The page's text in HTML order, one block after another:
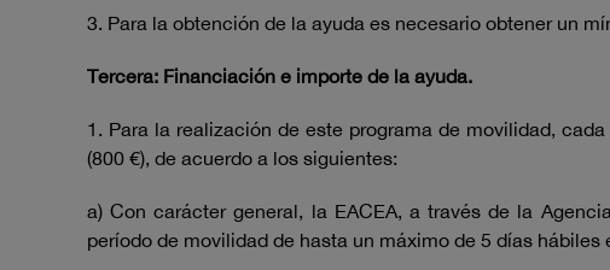
3. Para la obtención de la ayuda es necesario obtener un
Tercera: Financiación e importe de la ayuda.
1. Para la realización de este programa de movilidad,
(800 €), de acuerdo a los siguientes:
a) Con carácter general, la EACEA, a través de la
período de movilidad de hasta un máximo de 5 días